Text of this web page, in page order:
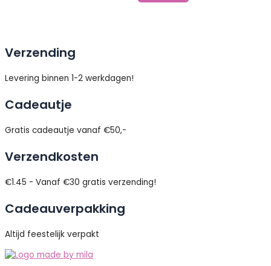
Verzending
Levering binnen 1-2 werkdagen!
Cadeautje
Gratis cadeautje vanaf €50,-
Verzendkosten
€1.45 - Vanaf €30 gratis verzending!
Cadeauverpakking
Altijd feestelijk verpakt